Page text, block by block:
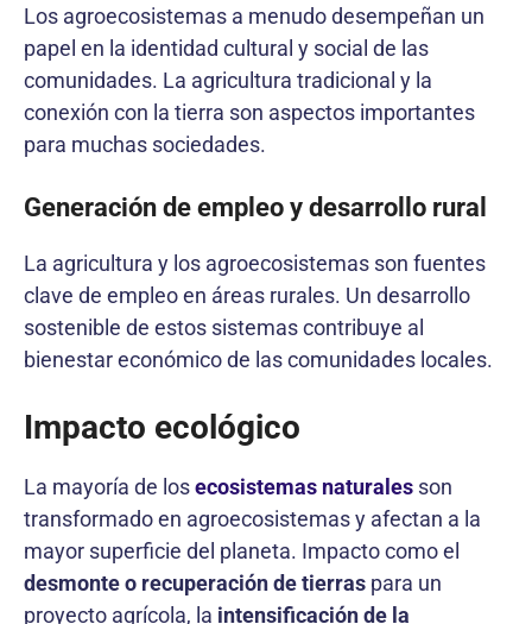
Los agroecosistemas a menudo desempeñan un
papel en la identidad cultural y social de las
comunidades. La agricultura tradicional y la
conexión con la tierra son aspectos importantes
para muchas sociedades.
Generación de empleo y desarrollo rural
La agricultura y los agroecosistemas son fuentes
clave de empleo en áreas rurales. Un desarrollo
sostenible de estos sistemas contribuye al
bienestar económico de las comunidades locales.
Impacto ecológico
La mayoría de losecosistemas naturales son
transformado en agroecosistemas y afectan a la
mayor superficie del planeta. Impacto como el
desmonte o recuperación de tierras para un
proyecto agrícola, la intensificación de la